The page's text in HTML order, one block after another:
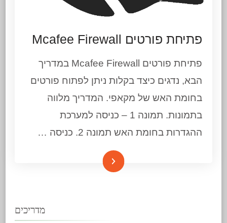
פתיחת פורטים Mcafee Firewall
פתיחת פורטים Mcafee Firewall במדריך
הבא, נדגים כיצד בקלות ניתן לפתוח פורטים
בחומת האש של מקאפי. המדריך מלווה
בתמונות. תמונה 1 – כניסה למערכת
ההגדרות בחומת האש תמונה 2. כניסה …
המשך קריאה
מדריכים